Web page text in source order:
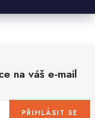
na váš e-mail
PŘIHLÁSIT SE